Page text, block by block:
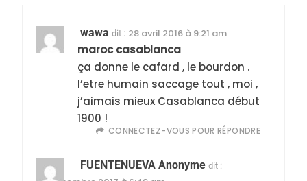
wawa dit : 28 avril 2016 à 9:21 am
maroc casablanca
ça donne le cafard , le bourdon .
l’etre humain saccage tout , moi ,
j’aimais mieux Casablanca début
1900 !
CONNECTEZ-VOUS POUR RÉPONDRE
FUENTENUEVA Anonyme dit :